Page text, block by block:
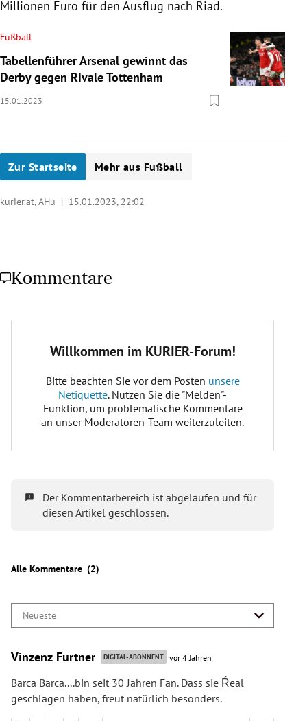
Millionen Euro für den Ausflug nach Riad.
Fußball
Tabellenführer Arsenal gewinnt das
Derby gegen Rivale Tottenham
15.01.2023
Zur Startseite Mehr aus Fußball
kurier.at, AHu | 15.01.2023, 22:02
Kommentare